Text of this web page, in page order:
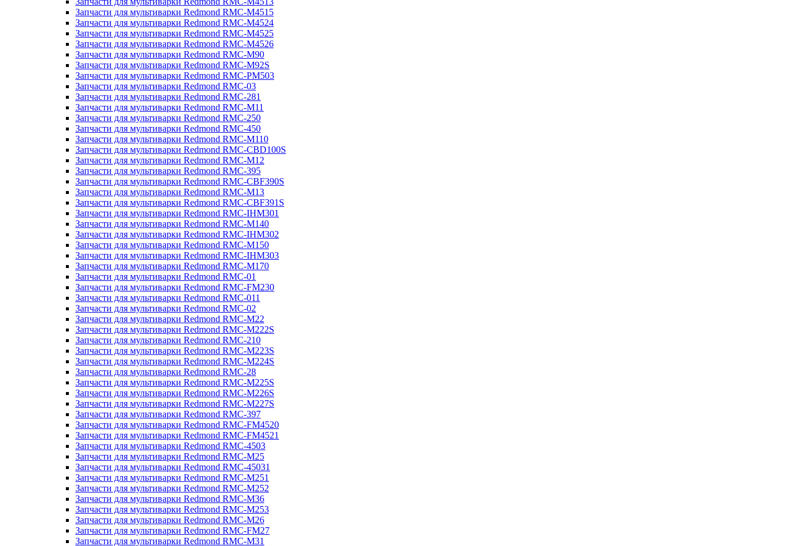
Запчасти для мультиварки Redmond RMC-M4515
Запчасти для мультиварки Redmond RMC-M4524
Запчасти для мультиварки Redmond RMC-M4525
Запчасти для мультиварки Redmond RMC-M4526
Запчасти для мультиварки Redmond RMC-M90
Запчасти для мультиварки Redmond RMC-M92S
Запчасти для мультиварки Redmond RMC-PM503
Запчасти для мультиварки Redmond RMC-03
Запчасти для мультиварки Redmond RMC-281
Запчасти для мультиварки Redmond RMC-M11
Запчасти для мультиварки Redmond RMC-250
Запчасти для мультиварки Redmond RMC-450
Запчасти для мультиварки Redmond RMC-M110
Запчасти для мультиварки Redmond RMC-CBD100S
Запчасти для мультиварки Redmond RMC-M12
Запчасти для мультиварки Redmond RMC-395
Запчасти для мультиварки Redmond RMC-CBF390S
Запчасти для мультиварки Redmond RMC-M13
Запчасти для мультиварки Redmond RMC-CBF391S
Запчасти для мультиварки Redmond RMC-IHM301
Запчасти для мультиварки Redmond RMC-M140
Запчасти для мультиварки Redmond RMC-IHM302
Запчасти для мультиварки Redmond RMC-M150
Запчасти для мультиварки Redmond RMC-IHM303
Запчасти для мультиварки Redmond RMC-M170
Запчасти для мультиварки Redmond RMC-01
Запчасти для мультиварки Redmond RMC-FM230
Запчасти для мультиварки Redmond RMC-011
Запчасти для мультиварки Redmond RMC-02
Запчасти для мультиварки Redmond RMC-M22
Запчасти для мультиварки Redmond RMC-M222S
Запчасти для мультиварки Redmond RMC-210
Запчасти для мультиварки Redmond RMC-M223S
Запчасти для мультиварки Redmond RMC-M224S
Запчасти для мультиварки Redmond RMC-28
Запчасти для мультиварки Redmond RMC-M225S
Запчасти для мультиварки Redmond RMC-M226S
Запчасти для мультиварки Redmond RMC-M227S
Запчасти для мультиварки Redmond RMC-397
Запчасти для мультиварки Redmond RMC-FM4520
Запчасти для мультиварки Redmond RMC-FM4521
Запчасти для мультиварки Redmond RMC-4503
Запчасти для мультиварки Redmond RMC-M25
Запчасти для мультиварки Redmond RMC-45031
Запчасти для мультиварки Redmond RMC-M251
Запчасти для мультиварки Redmond RMC-M252
Запчасти для мультиварки Redmond RMC-M36
Запчасти для мультиварки Redmond RMC-M253
Запчасти для мультиварки Redmond RMC-M26
Запчасти для мультиварки Redmond RMC-FM27
Запчасти для мультиварки Redmond RMC-M31